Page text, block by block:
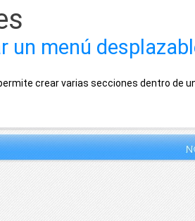
un menú
crear varias secciones dentro de